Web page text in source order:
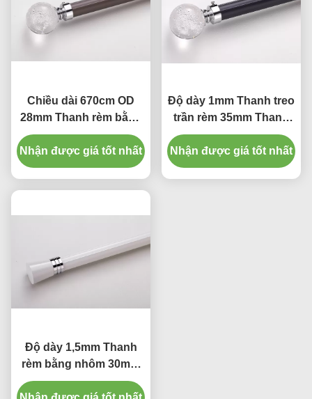
Chiều dài 670cm OD
28mm Thanh rèm bằng
nhôm Thanh rèm tắm
Nhận được giá tốt nhất
Độ dày 1mm Thanh treo
trần rèm 35mm Thanh
treo rèm nặng
Nhận được giá tốt nhất
Độ dày 1,5mm Thanh
rèm bằng nhôm 30mm
Bề mặt mạ cực E